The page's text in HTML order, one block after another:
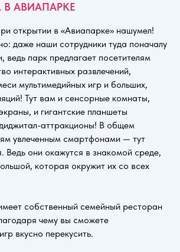
В АВИАПАРКЕ
открытии в «Авиапарке» нашумел!
даже наши сотрудники туда поначалу
ведь парк предлагает посетителям
интерактивных развлечений,
мультимедийных игр и больших,
Тут вам и сенсорные комнаты,
и гигантские планшеты
аттракционы! В общем
увлеченным смартфонами — тут
Ведь они окажутся в знакомой среде,
которая окружит их со всех
собственный семейный ресторан
чему вы сможете
вкусно перекусить.